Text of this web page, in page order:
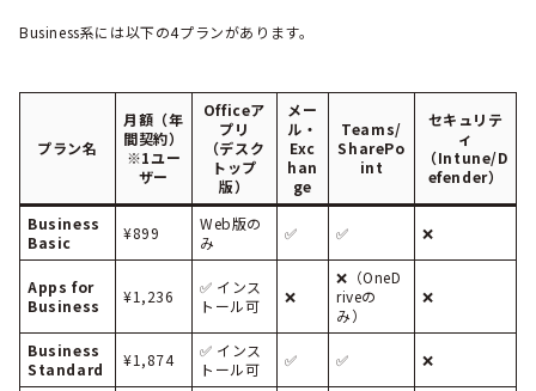
Business系には以下の4プランがあります。
プラン名
月額（年
間契約）
※1ユー
ザー
Officeア
プリ
（デスク
トップ
版）
メー
ル・
Exc
han
ge
Teams/
SharePo
int
セキュリテ
ィ
（Intune/D
efender）
Business
Basic
¥899
Web版の
み
✅ ✅ ❌
Apps for
Business
¥1,236
✅ インス
トール可
❌
❌（OneD
riveの
み）
❌
Business
Standard
¥1,874
✅ インス
トール可
✅ ✅ ❌